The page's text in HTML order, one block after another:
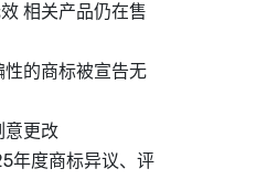
相关产品仍在售
的商标被宣告无
意更改
年度商标异议、评